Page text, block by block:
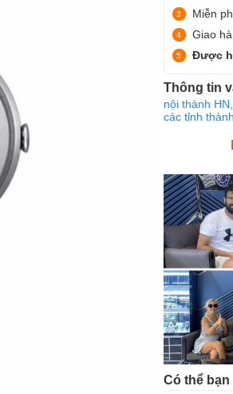
Miễn
Giao
Được
Thông tin
nội thành
các tỉnh
Có thể